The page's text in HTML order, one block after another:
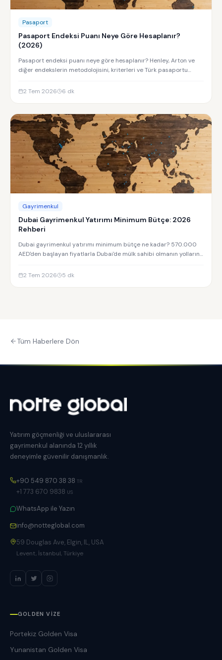
Pasaport
Pasaport Endeksi Puanı Neye Göre Hesaplanır?
(2026)
Pasaport endeksi puanı neye göre hesaplanır? Henley, Arton ve
diğer endekslerin metodolojisini, kriterleri ve Türk pasaportu
2 Tem 2026
6 dk
Gayrimenkul
Dubai Gayrimenkul Yatırımı Minimum Bütçe: 2026
Rehberi
Dubai gayrimenkul yatırımı minimum bütçe ne kadar? 570.000
AED'den başlayan fiyatlarla Dubai'de mülk sahibi olmanın yollarını
2 Tem 2026
5 dk
Tüm Haberlere Dön
Yatırım göçmenliği ve uluslararası
gayrimenkul alanında 12 yıllık
deneyimle güvenilir danışmanlık.
+90 549 870 38 38 TR
+1 773 670 9838 US
WhatsApp ile Yazın
info@notteglobal.com
59 Douglas Ave, Elgin, IL, USA
Levent, İstanbul, Türkiye
GOLDEN VIZE
Portekiz Golden Visa
Yunanistan Golden Visa